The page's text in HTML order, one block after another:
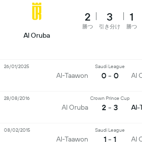
Al Oruba
2
勝つ
3
引き分け
1
勝つ
Al-Taawon
Saudi League
0 - 0 Al
26/01/2025
Al Oruba
Crown Prince Cup
2 - 3 Al-
28/08/2016
Al-Taawon
Saudi League
1 - 1 Al
08/02/2015